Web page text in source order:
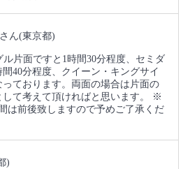
さん(東京都)
片面ですと1時間30分程度、セミダ
40分程度、クイーン・キングサイ
ております。両面の場合は片面の
して考えて頂ければと思います。 ※
は前後致しますので予めご了承くだ
)